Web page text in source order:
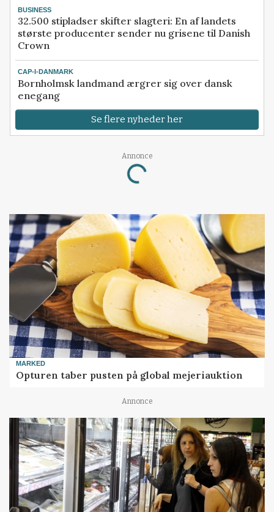
BUSINESS
32.500 stipladser skifter slagteri: En af landets
største producenter sender nu grisene til Danish
Crown
CAP-I-DANMARK
Bornholmsk landmand ærgrer sig over dansk
enegang
Se flere nyheder her
Annonce
Loading...
MARKED
Opturen taber pusten på global mejeriauktion
Annonce